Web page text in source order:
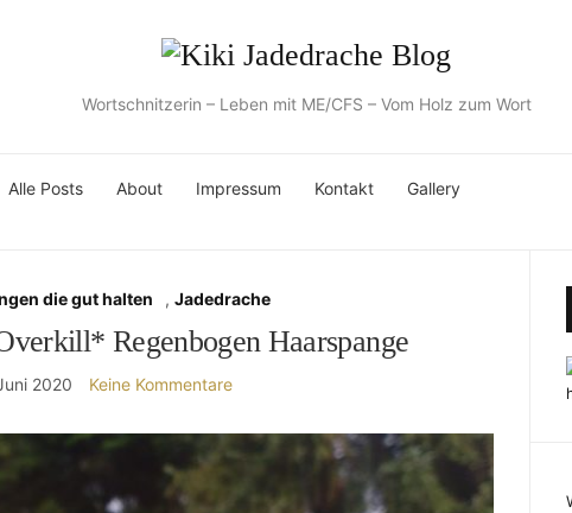
Wortschnitzerin – Leben mit ME/CFS – Vom Holz zum Wort
Alle Posts About Impressum Kontakt
Gallery
die gut halten ,Jadedrache
Regenbogen Haarspange
2020 Keine Kommentare